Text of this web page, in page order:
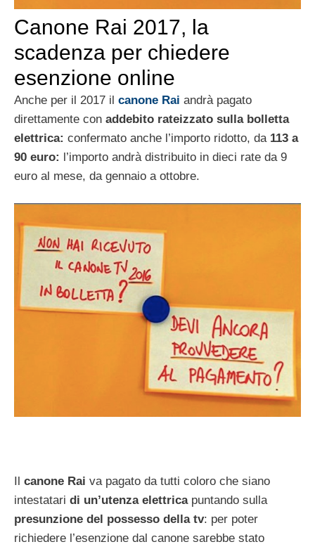
Canone Rai 2017, la
scadenza per chiedere
esenzione online
Anche per il 2017 il canone Rai andrà pagato
direttamente con addebito rateizzato sulla bolletta
elettrica: confermato anche l’importo ridotto, da 113 a
90 euro: l’importo andrà distribuito in dieci rate da 9
euro al mese, da gennaio a ottobre.
Il canone Rai va pagato da tutti coloro che siano
intestatari di un’utenza elettricapuntando sulla
presunzione del possesso della tv: per poter
richiedere l’esenzione dal canone sarebbe stato